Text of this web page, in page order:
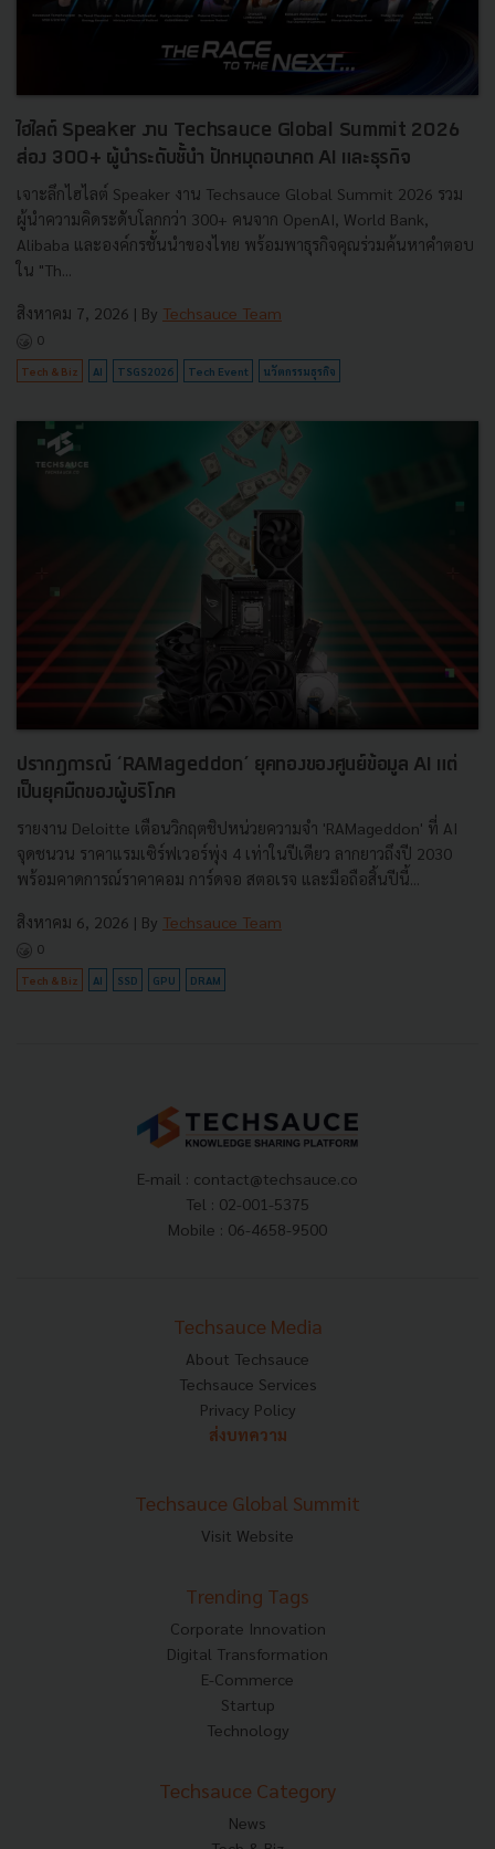
ไฮไลต์ Speaker งาน Techsauce Global Summit 2026
ส่อง 300+ ผู้นำระดับชั้นำ ปักหมุดอนาคต AI และธุรกิจ
เจาะลึกไฮไลต์ Speaker งาน Techsauce Global Summit 2026 รวม
ผู้นำความคิดระดับโลกกว่า 300+ คนจาก OpenAI, World Bank,
Alibaba และองค์กรชั้นนำของไทย พร้อมพาธุรกิจคุณร่วมค้นหาคำตอบ
ใน "Th...
สิงหาคม 7, 2026 | By Techsauce Team
0
Tech & Biz AI TSGS2026 Tech Event นวัตกรรมธุรกิจ
ปรากฏการณ์ ‘RAMageddon’ ยุคทองของศูนย์ข้อมูล AI แต่
เป็นยุคมืดของผู้บริโภค
รายงาน Deloitte เตือนวิกฤตชิปหน่วยความจำ 'RAMageddon' ที่ AI
จุดชนวน ราคาแรมเซิร์ฟเวอร์พุ่ง 4 เท่าในปีเดียว ลากยาวถึงปี 2030
พร้อมคาดการณ์ราคาคอม การ์ดจอ สตอเรจ และมือถือสิ้นปีนี้...
สิงหาคม 6, 2026 | By Techsauce Team
0
Tech & Biz AI SSD GPU DRAM
E-mail : contact@techsauce.co
Tel : 02-001-5375
Mobile : 06-4658-9500
Techsauce Media
About Techsauce
Techsauce Services
Privacy Policy
ส่งบทความ
Techsauce Global Summit
Visit Website
Trending Tags
Corporate Innovation
Digital Transformation
E-Commerce
Startup
Technology
Techsauce Category
News